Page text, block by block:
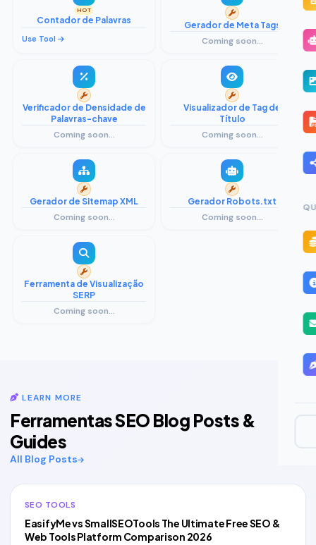
HOT
Contador de Palavras
Use Tool
Gerador de Meta Tags
Coming soon...
Verificador de Densidade de
Palavras-chave
Coming soon...
Visualizador de Tag de
Título
Coming soon...
Gerador de Sitemap XML
Coming soon...
Gerador Robots.txt
Coming soon...
Ferramenta de Visualização
SERP
Coming soon...
LEARN MORE
Ferramentas SEO Blog Posts &
Guides
All Blog Posts
SEO TOOLS
EasifyMe vs SmallSEOTools The Ultimate Free SEO &
Web Tools Platform Comparison 2026